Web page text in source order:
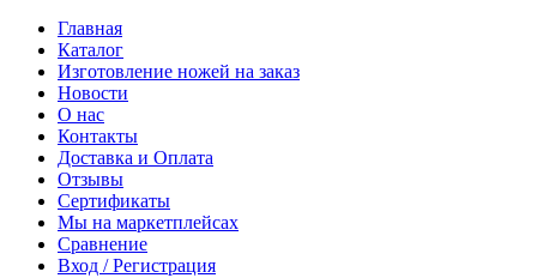
Главная
Каталог
Изготовление ножей на заказ
Новости
О нас
Контакты
Доставка и Оплата
Отзывы
Сертификаты
Мы на маркетплейсах
Сравнение
Вход / Регистрация